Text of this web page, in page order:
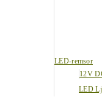
LED-remsor
12V
LED